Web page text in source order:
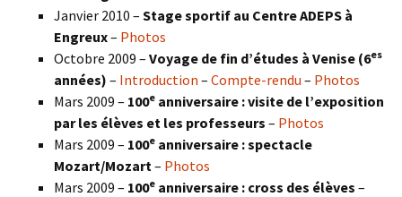
Janvier 2010 – Stage sportif au Centre ADEPS à
Engreux– Photos
Octobre 2009 – Voyage de fin d’études à Venise (6es
années) – Introduction – Compte-rendu – Photos
Mars 2009 – 100e anniversaire : visite de l’exposition
par les élèves et les professeurs – Photos
Mars 2009 – 100e anniversaire : spectacle
Mozart/Mozart – Photos
Mars 2009 – 100e anniversaire : cross des élèves –